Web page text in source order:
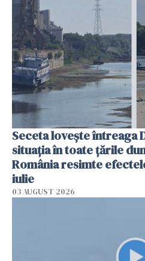
Seceta lovește întreaga
situația în toate țările
România resimte
iulie
03 AUGUST 2026